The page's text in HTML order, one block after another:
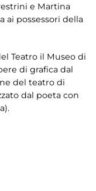
e Martina
ai possessori della
Teatro il Museo di
di grafica dal
del teatro di
dal poeta con